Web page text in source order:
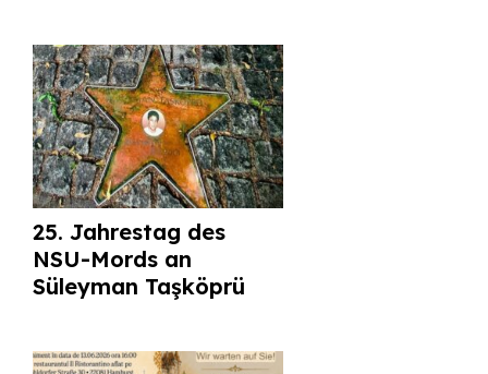
25. Jahrestag des
NSU-Mords an
Süleyman Taşköprü